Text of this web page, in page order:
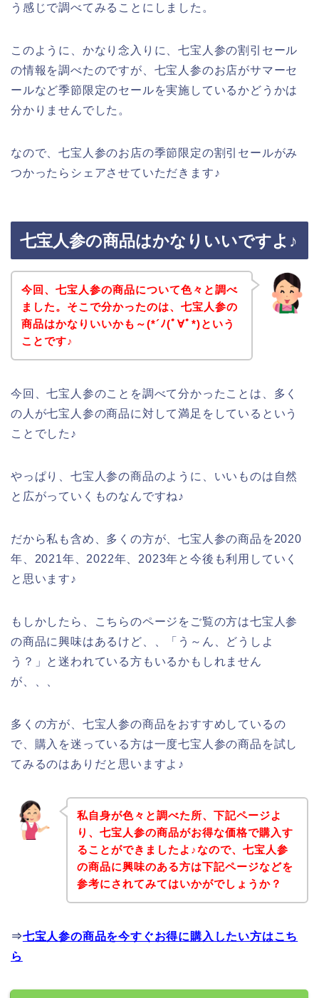
う感じで調べてみることにしました。
このように、かなり念入りに、七宝人参の割引セール
の情報を調べたのですが、七宝人参のお店がサマーセ
ールなど季節限定のセールを実施しているかどうかは
分かりませんでした。
なので、七宝人参のお店の季節限定の割引セールがみ
つかったらシェアさせていただきます♪
七宝人参の商品はかなりいいですよ♪
今回、七宝人参の商品について色々と調べ
ました。そこで分かったのは、七宝人参の
商品はかなりいいかも～(*´ﾉ(ﾟ∀ﾟ*)という
ことです♪
今回、七宝人参のことを調べて分かったことは、多く
の人が七宝人参の商品に対して満足をしているという
ことでした♪
やっぱり、七宝人参の商品のように、いいものは自然
と広がっていくものなんですね♪
だから私も含め、多くの方が、七宝人参の商品を2020
年、2021年、2022年、2023年と今後も利用していく
と思います♪
もしかしたら、こちらのページをご覧の方は七宝人参
の商品に興味はあるけど、、「う～ん、どうしよ
う？」と迷われている方もいるかもしれません
が、、、
多くの方が、七宝人参の商品をおすすめしているの
で、購入を迷っている方は一度七宝人参の商品を試し
てみるのはありだと思いますよ♪
私自身が色々と調べた所、下記ページよ
り、七宝人参の商品がお得な価格で購入す
ることができましたよ♪なので、七宝人参
の商品に興味のある方は下記ページなどを
参考にされてみてはいかがでしょうか？
⇒七宝人参の商品を今すぐお得に購入したい方はこち
ら